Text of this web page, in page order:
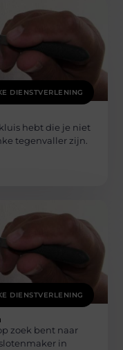
DIENSTVERLENING
hebt die je niet
tegenvaller zijn.
DIENSTVERLENING
zoek bent naar
in